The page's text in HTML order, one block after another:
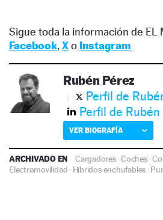
Sigue toda la información de EL
Facebook, Xo Instagram
Rubén Pérez
Perfil de
Perfil de
VER BIOGRAFÍA
ARCHIVADO EN Cargadores·Coches·
Electromovilidad · Híbridos enchufables ·